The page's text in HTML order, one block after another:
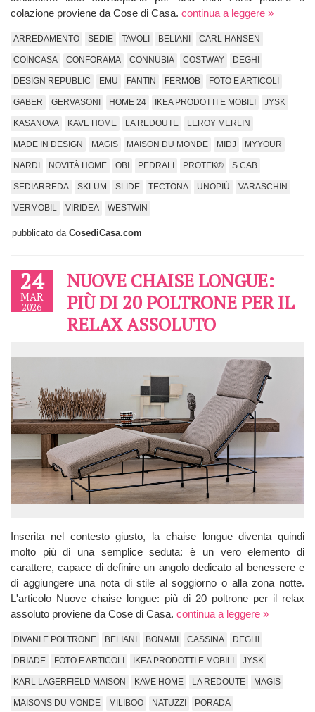
colazione proviene da Cose di Casa. continua a leggere »
ARREDAMENTO SEDIE TAVOLI BELIANI CARL HANSEN
COINCASA CONFORAMA CONNUBIA COSTWAY DEGHI
DESIGN REPUBLIC EMU FANTIN FERMOB FOTO E ARTICOLI
GABER GERVASONI HOME 24 IKEA PRODOTTI E MOBILI JYSK
KASANOVA KAVE HOME LA REDOUTE LEROY MERLIN
MADE IN DESIGN MAGIS MAISON DU MONDE MIDJ MYYOUR
NARDI NOVITÀ HOME OBI PEDRALI PROTEK® S CAB
SEDIARREDA SKLUM SLIDE TECTONA UNOPIÙ VARASCHIN
VERMOBIL VIRIDEA WESTWIN
pubblicato da CosediCasa.com
24
MAR
2026
NUOVE CHAISE LONGUE:
PIÙ DI 20 POLTRONE PER IL
RELAX ASSOLUTO
Inserita nel contesto giusto, la chaise longue diventa quindi
molto più di una semplice seduta: è un vero elemento di
carattere, capace di definire un angolo dedicato al benessere e
di aggiungere una nota di stile al soggiorno o alla zona notte.
L'articolo Nuove chaise longue: più di 20 poltrone per il relax
assoluto proviene da Cose di Casa. continua a leggere »
DIVANI E POLTRONE BELIANI BONAMI CASSINA DEGHI
DRIADE FOTO E ARTICOLI IKEA PRODOTTI E MOBILI JYSK
KARL LAGERFIELD MAISON KAVE HOME LA REDOUTE MAGIS
MAISONS DU MONDE MILIBOO NATUZZI PORADA